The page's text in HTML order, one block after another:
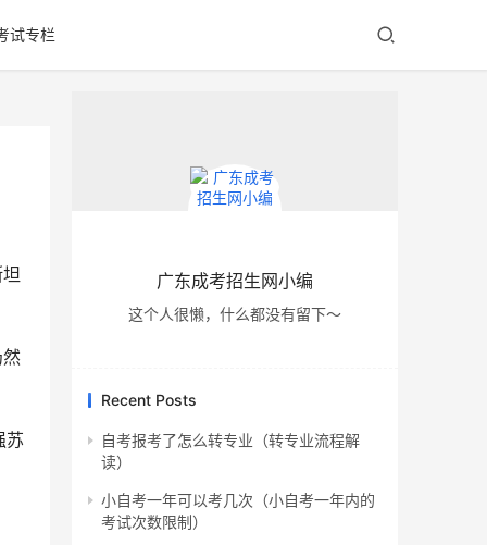
试专栏
苏
广东成考招生网小编
这个人很懒，什么都没有留下～
Recent Posts
自考报考了怎么转专业（转专业流程解
读）
小自考一年可以考几次（小自考一年内的
考试次数限制）